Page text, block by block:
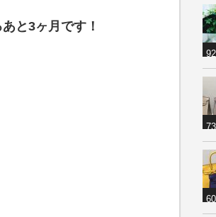
と3ヶ月です！